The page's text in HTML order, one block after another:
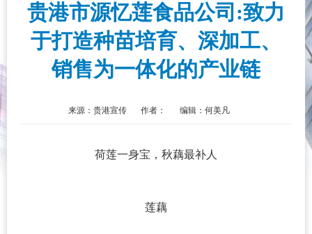
贵港市源忆莲食品公司:致力
于打造种苗培育、深加工、
销售为一体化的产业链
来源：贵港宣传 作者： 编辑：何美凡
荷莲一身宝，秋藕最补人
莲藕